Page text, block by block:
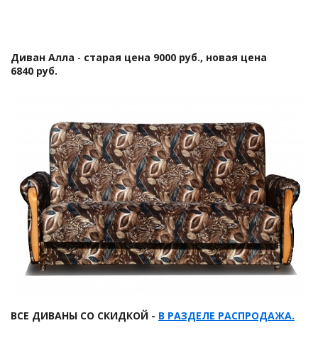
Диван Алла - старая цена 9000 руб., новая цена
6840 руб.
ВСЕ ДИВАНЫ СО СКИДКОЙ - В РАЗДЕЛЕ РАСПРОДАЖА.